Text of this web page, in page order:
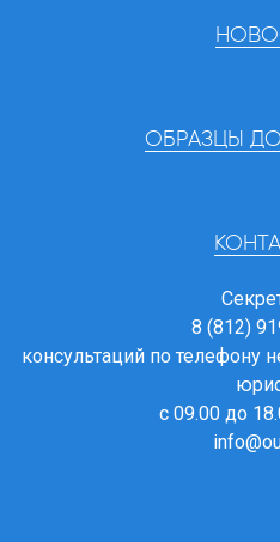
ОБРАЗЦЫ
8 (812)
консультаций по телефону
с 09.00 до